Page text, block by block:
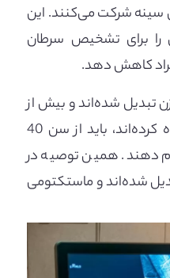
سینه شرکت می‌کنند. این
برای تشخیص سرطان
کاهش دهد.
زن تبدیل شده‌اند و بیش از
5 سال از هورمون‌ها استفاده کرده‌اند، باید از سن 40
دهند. همین توصیه در
شده‌اند و ماستکتومی